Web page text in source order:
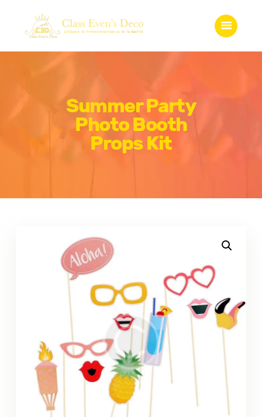
Summer Party
Photo Booth
Props Kit
Accueil
Galerie
Contact